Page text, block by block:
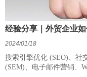
经验分享｜外贸企业
2024/01/18
搜索引擎优化 (SEO)、社
(SEM)、电子邮件营销、